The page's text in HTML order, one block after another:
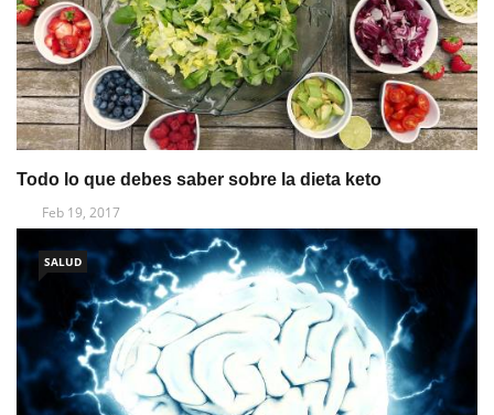
Todo lo que debes saber sobre la dieta keto
Feb 19, 2017
SALUD